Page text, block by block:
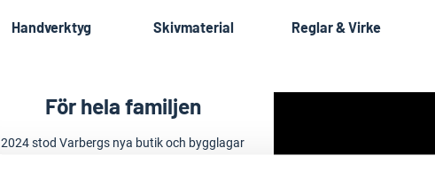
Handverktyg Skivmaterial Reglar & Virke
För hela familjen
2024 stod Varbergs nya butik och bygglagar